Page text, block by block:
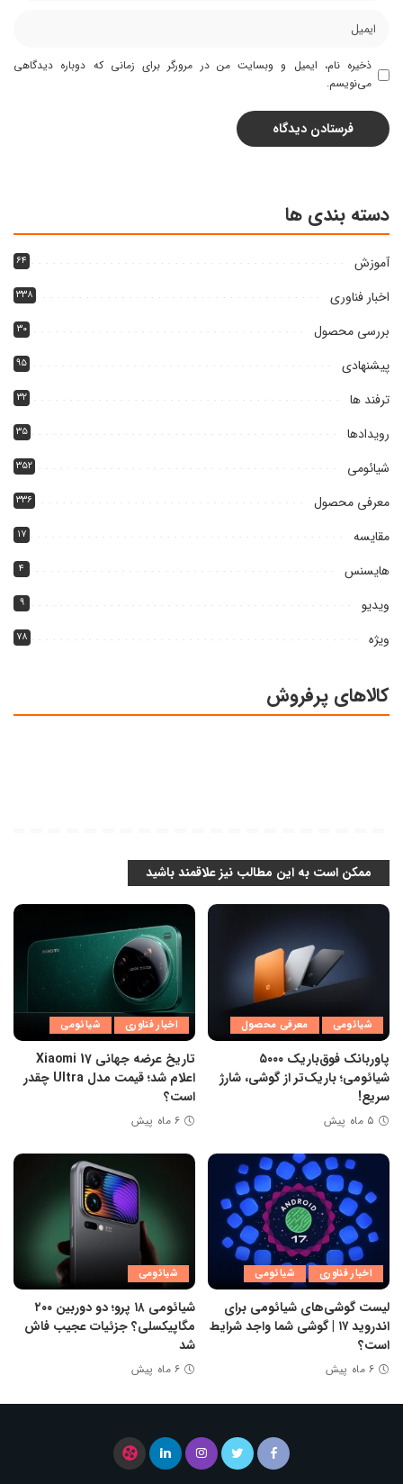
ذخیره نام، ایمیل و وبسایت من در مرورگر برای زمانی که دوباره دیدگاهی
می‌نویسم.
دسته بندی ها
آموزش ۶۴
اخبار فناوری ۳۳۸
بررسی محصول ۳۰
پیشنهادی ۹۵
ترفند ها ۳۲
رویدادها ۳۵
شیائومی ۳۵۲
معرفی محصول ۳۳۶
مقایسه ۱۷
هایسنس ۴
ویدیو ۹
ویژه ۷۸
کالاهای پرفروش
ممکن است به این مطالب نیز علاقمند باشید
شیائومی معرفی محصول
پاوربانک فوق‌باریک ۵۰۰۰
شیائومی؛ باریک‌تر از گوشی، شارژ
سریع!
۵ ماه پیش
اخبار فناوری شیائومی
تاریخ عرضه جهانی Xiaomi 17
اعلام شد؛ قیمت مدل Ultra چقدر
است؟
۶ ماه پیش
اخبار فناوری شیائومی
لیست گوشی‌های شیائومی برای
اندروید ۱۷ | گوشی شما واجد شرایط
است؟
۶ ماه پیش
شیائومی
شیائومی ۱۸ پرو؛ دو دوربین ۲۰۰
مگاپیکسلی؟ جزئیات عجیب فاش
شد
۶ ماه پیش